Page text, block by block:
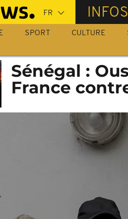
INFOS
SPORT CULTURE
Sénégal :
France